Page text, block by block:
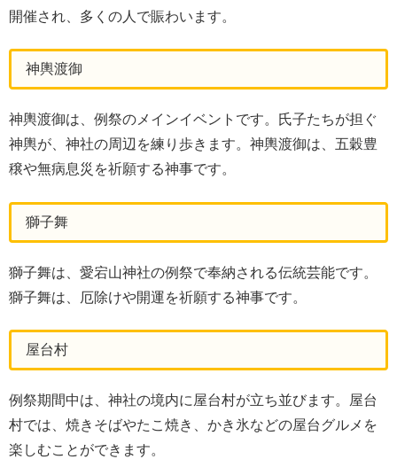
開催され、多くの人で賑わいます。
神輿渡御
神輿渡御は、例祭のメインイベントです。氏子たちが担ぐ
神輿が、神社の周辺を練り歩きます。神輿渡御は、五穀豊
穣や無病息災を祈願する神事です。
獅子舞
獅子舞は、愛宕山神社の例祭で奉納される伝統芸能です。
獅子舞は、厄除けや開運を祈願する神事です。
屋台村
例祭期間中は、神社の境内に屋台村が立ち並びます。屋台
村では、焼きそばやたこ焼き、かき氷などの屋台グルメを
楽しむことができます。